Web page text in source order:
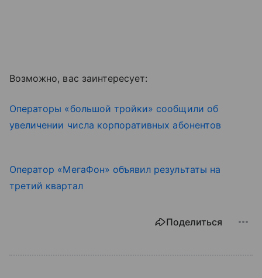
Возможно, вас заинтересует:
Операторы «большой тройки» сообщили об
увеличении числа корпоративных абонентов
Оператор «МегаФон» объявил результаты на
третий квартал
Поделиться